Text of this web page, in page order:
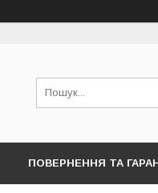
ПОВЕРНЕННЯ ТА